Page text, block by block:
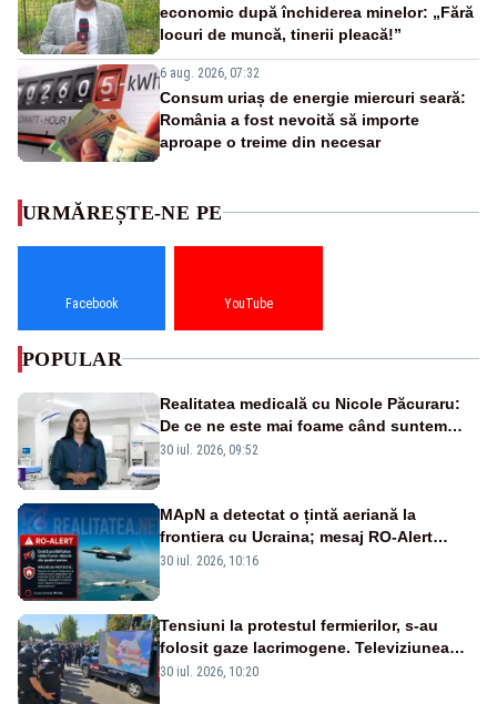
economic după închiderea minelor: „Fără
locuri de muncă, tinerii pleacă!”
6 aug. 2026, 07:32
Consum uriaș de energie miercuri seară:
România a fost nevoită să importe
aproape o treime din necesar
URMĂREȘTE-NE PE
Facebook YouTube
POPULAR
Realitatea medicală cu Nicole Păcuraru:
De ce ne este mai foame când suntem
obosiți?
30 iul. 2026, 09:52
MApN a detectat o țintă aeriană la
frontiera cu Ucraina; mesaj RO-Alert
transmis în județul Tulcea
30 iul. 2026, 10:16
Tensiuni la protestul fermierilor, s-au
folosit gaze lacrimogene. Televiziunea
Poporului face apel la calm – LIVE TEXT
30 iul. 2026, 10:20